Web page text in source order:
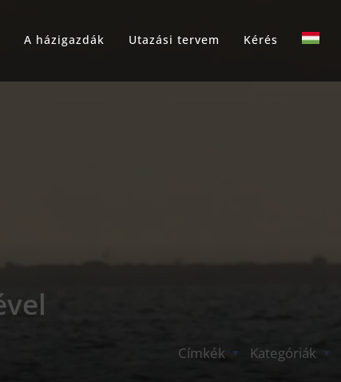
A házigazdák Utazási tervem Kérés
Kategóriák
Címkék